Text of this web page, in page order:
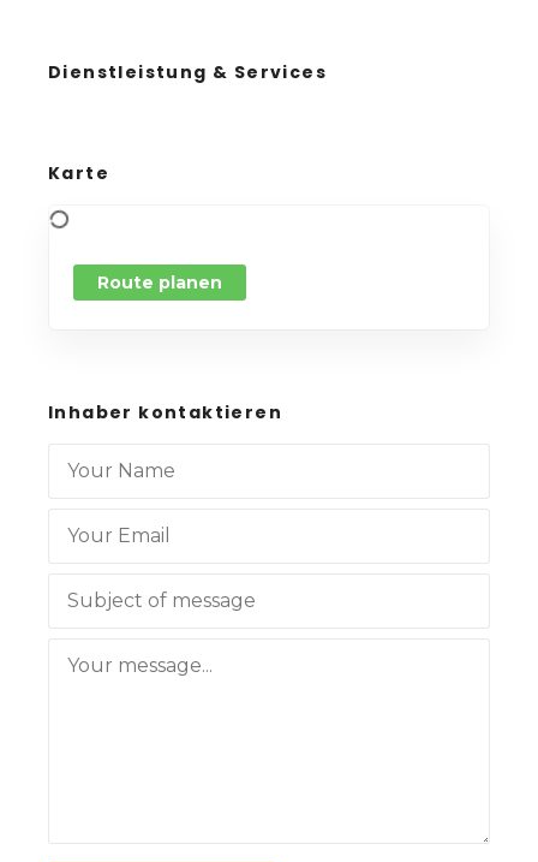
Dienstleistung & Services
Karte
Route planen
Inhaber kontaktieren